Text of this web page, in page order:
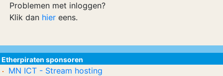
Problemen met inloggen?
Klik dan hier eens.
Etherpiraten sponsoren
MN ICT - Stream hosting